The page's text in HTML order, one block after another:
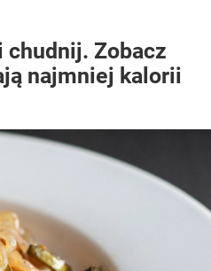
chudnij. Zobacz
najmniej kalorii